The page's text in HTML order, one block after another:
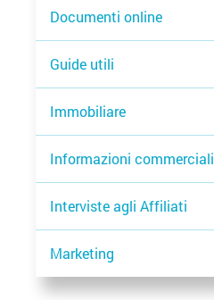
Documenti online
Guide utili
Immobiliare
Informazioni commerciali
Interviste agli Affiliati
Marketing